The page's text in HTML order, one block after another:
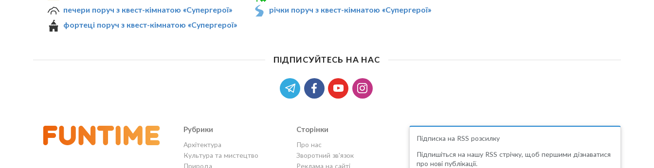
печери поруч з квест-кімнатою «Супергерої»
річки поруч з квест-кімнатою «Супергерої»
фортеці поруч з квест-кімнатою «Супергерої»
ПІДПИСУЙТЕСЬ НА НАС
Рубрики
Архітектура
Культура та мистецтво
Природа
Сторінки
Про нас
Зворотний зв'язок
Реклама на сайті
Підписка на RSS розсилку
Підпишіться на нашу RSS стрічку, щоб першими дізнаватися
про нові публікації.